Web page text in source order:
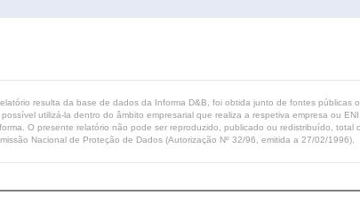
resulta da base de dados da Informa D&B, foi obtida junto de fontes
utilizá-la dentro do âmbito empresarial que realiza a respetiva empresa ou
O presente relatório não pode ser reproduzido, publicado ou redistribuído,
Nacional de Proteção de Dados (Autorização Nº 32/96, emitida a 27/02/1996).